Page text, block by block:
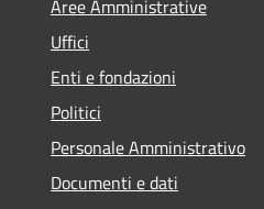
Aree Amministrative
Uffici
Enti e fondazioni
Politici
Personale Amministrativo
Documenti e dati